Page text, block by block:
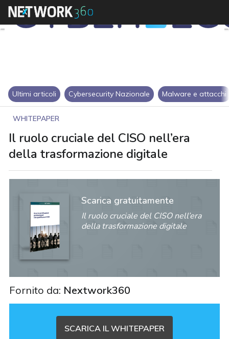
Ultimi articoli Cybersecurity Nazionale Malware e attacchi
WHITEPAPER
Il ruolo cruciale del CISO nell’era
della trasformazione digitale
Scarica gratuitamente
Il ruolo cruciale del CISO nell’era
della trasformazione digitale
Fornito da: Nextwork360
SCARICA IL WHITEPAPER